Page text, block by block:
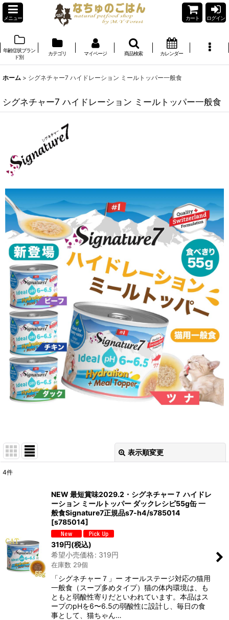
メニュー カート ログイン
年齢症状ブラン
ド別
カテゴリ マイページ 商品検索 カレンダー
ホーム > シグネチャー7 ハイドレーション ミールトッパー一般食
シグネチャー7 ハイドレーション ミールトッパー一般食
表示順変更
絞り込む
4件
NEW 最短賞味2029.2・シグネチャー７ ハイドレ
ーション ミールトッパー ダックレシピ55g缶 一
般食Signature7正規品s7-h4/s785014
[s785014]
319円(税込)
希望小売価格: 319円
在庫数 29個
「シグネチャー７」ー オールステージ対応の猫用
一般食（スープ多めタイプ）猫の体内環境は、も
ともと弱酸性寄りだといわれています。本品はス
ープのpHを6〜6.5の弱酸性に設計し、毎日の食
事として、猫ちゃん…